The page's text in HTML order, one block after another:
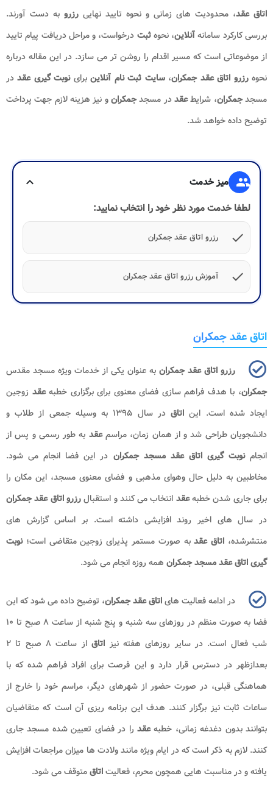
اتاق عقد، محدودیت های زمانی و نحوه تایید نهایی رزرو به دست آورند.
بررسی کارکرد سامانهآنلاین، نحوهثبت درخواست، و مراحل دریافت پیام تایید
از موضوعاتی است که مسیر اقدام را روشن تر می سازد. در این مقاله درباره
نحوهرزرو اتاق عقد جمکران،سایت ثبت نام آنلاینبراینوبت گیری عقد در
مسجدجمکران، شرایطعقددر مسجدجمکرانو نیز هزینه لازم جهت پرداخت
توضیح داده خواهد شد.
group میز خدمت
expand_more
لطفا خدمت مورد نظر خود را انتخاب نمایید:
check
رزرو اتاق عقد جمکران
check آموزش رزرو اتاق عقد جمکران
اتاق عقد جمکران
رزرو اتاق عقد جمکران به عنوان یکی از خدمات ویژه مسجد مقدس
جمکران، با هدف فراهم سازی فضای معنوی برای برگزاری خطبهعقد زوجین
ایجاد شده است. این اتاق
در سال ۱۳۹۵ به وسیله جمعی از طلاب و
دانشجویان طراحی شد و از همان زمان، مراسمعقد به طور رسمی و پس از
انجامنوبت گیری اتاق عقد مسجد جمکران در این فضا انجام می شود.
مخاطبین به دلیل حال وهوای مذهبی و فضای معنوی مسجد، این مکان را
برای جاری شدن خطبهعقد انتخاب می کنند و استقبالرزرو اتاق عقد جمکران
در سال های اخیر روند افزایشی داشته است. بر اساس گزارش های
منتشرشده، اتاق عقدبه صورت مستمر پذیرای زوجین متقاضی است؛ نوبت
گیری اتاق عقد مسجد جمکران همه روزه انجام می شود.
در ادامه فعالیت هایاتاق عقد جمکران، توضیح داده می شود که این
فضا به صورت منظم در روزهای سه شنبه و پنج شنبه از ساعت ۸ صبح تا ۱۰
شب فعال است. در سایر روزهای هفته نیز اتاق
از ساعت ۸ صبح تا ۲
بعدازظهر در دسترس قرار دارد و این فرصت برای افراد فراهم شده که با
هماهنگی قبلی، در صورت حضور از شهرهای دیگر، مراسم خود را خارج از
ساعات ثابت نیز برگزار کنند. هدف این برنامه ریزی آن است که متقاضیان
بتوانند بدون دغدغه زمانی، خطبهعقد را در فضای تعیین شده مسجد جاری
کنند. لازم به ذکر است که در ایام ویژه مانند ولادت ها میزان مراجعات افزایش
یافته و در مناسبت هایی همچون محرم، فعالیتاتاقمتوقف می شود.